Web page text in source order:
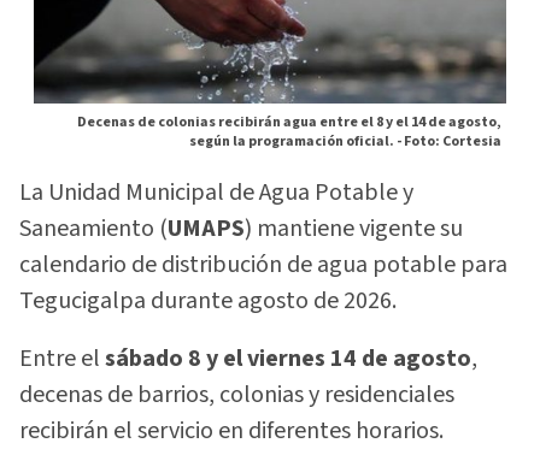
Decenas de colonias recibirán agua entre el 8 y el 14 de agosto,
según la programación oficial. -Foto: Cortesia
La Unidad Municipal de Agua Potable y
Saneamiento (UMAPS) mantiene vigente su
calendario de distribución de agua potable para
Tegucigalpa durante agosto de 2026.
Entre elsábado 8 y el viernes 14 de agosto,
decenas de barrios, colonias y residenciales
recibirán el servicio en diferentes horarios.